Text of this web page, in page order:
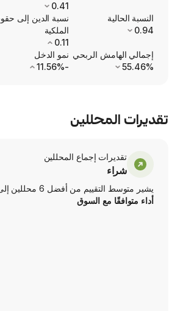
0.41
النسبة الحالية
0.94
نسبة الدين إلى
الملكية
0.11
إجمالي الهامش الربحي
55.46%
نمو الدخل
-11.56%
تقديرات المحللين
تقديرات إجماع المحللين
شراء
يشير متوسط التقييم من أفضل 6 محللين إلى أنه
أداء متوافقًا مع السوق